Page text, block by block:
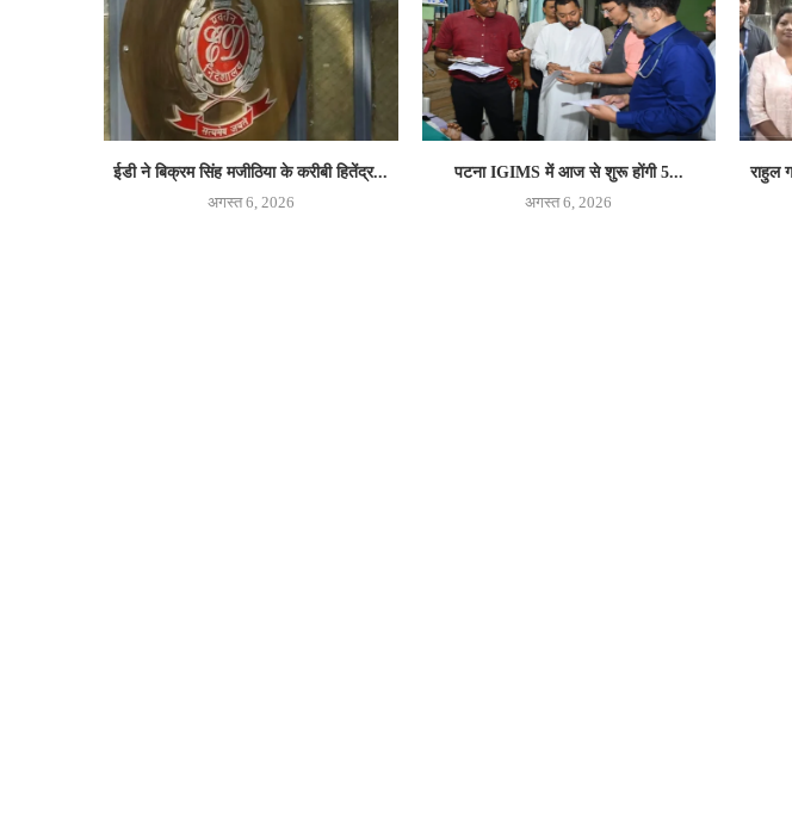
ईडी ने बिक्रम सिंह मजीठिया के करीबी हितेंद्र...
अगस्त 6, 2026
पटना IGIMS में आज से शुरू होंगी 5...
अगस्त 6, 2026
राहुल